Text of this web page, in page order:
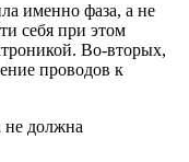
именно фаза, а не
себя при этом
Во-вторых,
проводов к
не должна